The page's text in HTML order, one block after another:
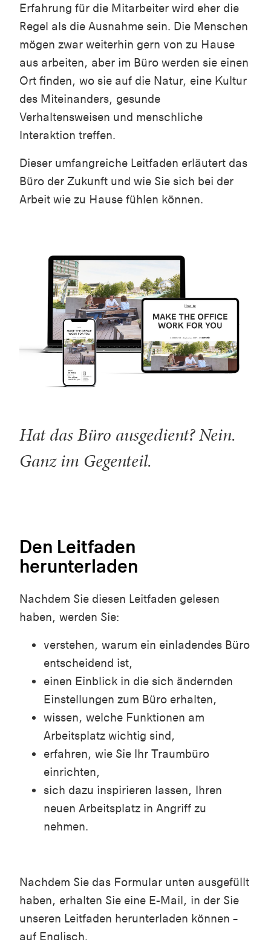
Erfahrung für die Mitarbeiter wird eher die
Regel als die Ausnahme sein. Die Menschen
mögen zwar weiterhin gern von zu Hause
aus arbeiten, aber im Büro werden sie einen
Ort finden, wo sie auf die Natur, eine Kultur
des Miteinanders, gesunde
Verhaltensweisen und menschliche
Interaktion treffen.
Dieser umfangreiche Leitfaden erläutert das
Büro der Zukunft und wie Sie sich bei der
Arbeit wie zu Hause fühlen können.
Hat das Büro ausgedient? Nein.
Ganz im Gegenteil.
Den Leitfaden
herunterladen
Nachdem Sie diesen Leitfaden gelesen
haben, werden Sie:
verstehen, warum ein einladendes Büro
entscheidend ist,
einen Einblick in die sich ändernden
Einstellungen zum Büro erhalten,
wissen, welche Funktionen am
Arbeitsplatz wichtig sind,
erfahren, wie Sie Ihr Traumbüro
einrichten,
sich dazu inspirieren lassen, Ihren
neuen Arbeitsplatz in Angriff zu
nehmen.
Nachdem Sie das Formular unten ausgefüllt
haben, erhalten Sie eine E-Mail, in der Sie
unseren Leitfaden herunterladen können –
auf Englisch.